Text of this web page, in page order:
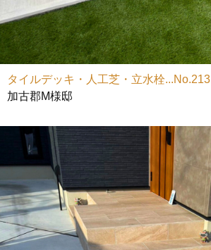
タイルデッキ・人工芝・立水栓...No.213
加古郡M様邸